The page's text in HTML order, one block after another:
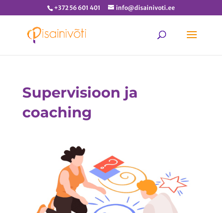
+372 56 601 401 info@disainivoti.ee
Supervisioon ja
coaching